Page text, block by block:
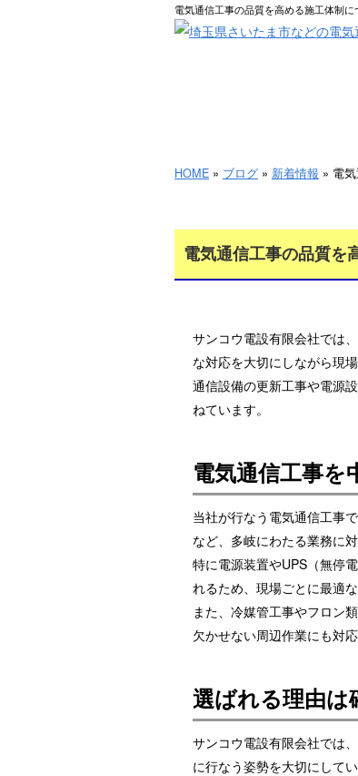
電気通信工事の品質を高める施工体制
HOME » ブログ » 新着情報 » 電
電気通信工事の品質を
サンコウ電設有限会社では
な対応を大切にしながら現
通信設備の更新工事や電源
ねています。
電気通信工事を
当社が行なう電気通信工事
など、多岐にわたる業務に対
特に電源装置やUPS（無停
れるため、現場ごとに最適
また、冷媒管工事やフロン
欠かせない周辺作業にも対
選ばれる理由は
サンコウ電設有限会社では
に行なう姿勢を大切にしてい